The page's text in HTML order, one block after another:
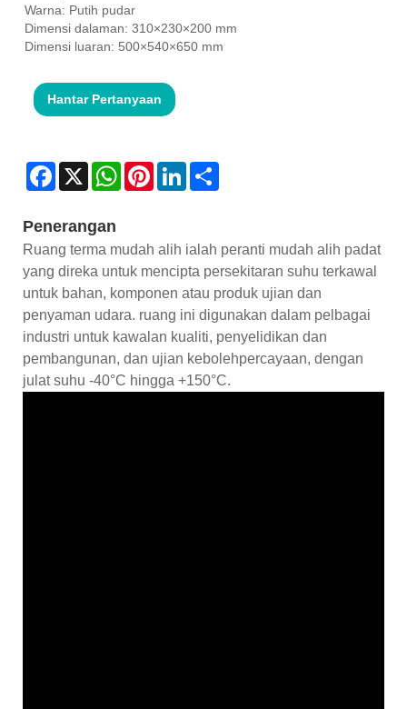
Warna: Putih pudar
Dimensi dalaman: 310×230×200 mm
Dimensi luaran: 500×540×650 mm
Hantar Pertanyaan
Facebook
X WhatsAppPinterestLinkedIn
Penerangan
Ruang terma mudah alih ialah peranti mudah alih padat
yang direka untuk mencipta persekitaran suhu terkawal
untuk bahan, komponen atau produk ujian dan
penyaman udara. ruang ini digunakan dalam pelbagai
industri untuk kawalan kualiti, penyelidikan dan
pembangunan, dan ujian kebolehpercayaan, dengan
julat suhu -40°C hingga +150°C.